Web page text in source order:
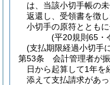
は、当該小切手帳の
返還し、受領書を徴
小切手の原符ととも
(平20規則65・
(支払期限経過小切手
第53条
会計管理者が
日から起算して1年を
添えて支払請求があ